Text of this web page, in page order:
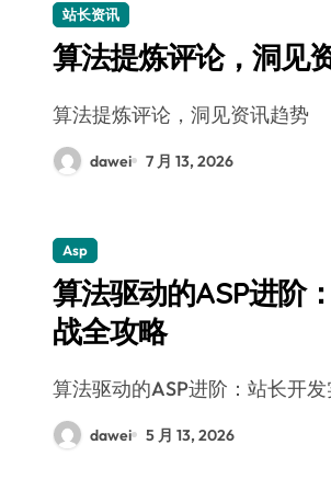
站长资讯
算法提炼评论，洞见
算法提炼评论，洞见资讯趋势
dawei 7 月 13, 2026
Asp
算法驱动的ASP进阶
战全攻略
算法驱动的ASP进阶：站长开
dawei 5 月 13, 2026